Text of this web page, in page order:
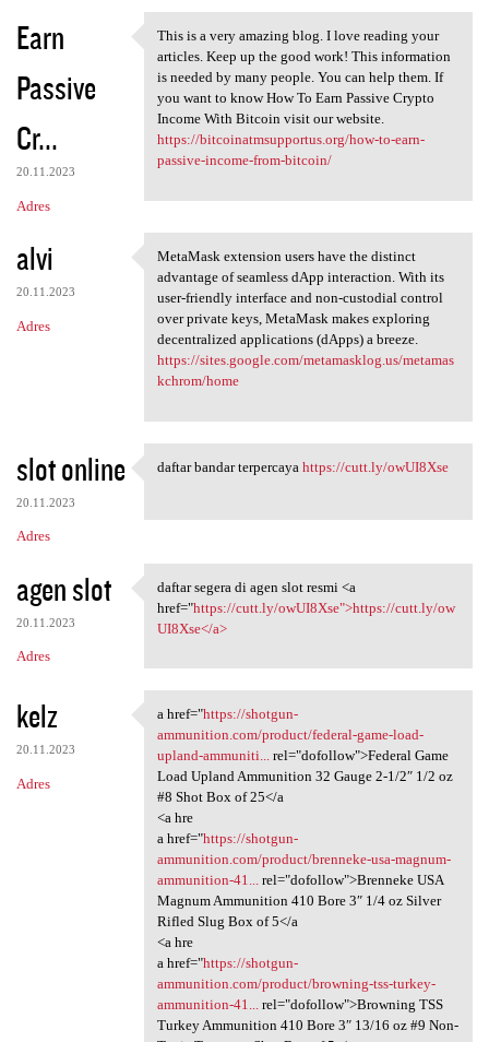
Earn
Passive
Cr...
20.11.2023
Adres
This is a very amazing blog.
This is a very amazing blog. I love reading your
articles. Keep up the good work! This information
is needed by many people. You can help them. If
you want to know How To Earn Passive Crypto
Income With Bitcoin visit our website.
https://bitcoinatmsupportus.org/how-to-earn-
passive-income-from-bitcoin/
alvi
20.11.2023
Adres
MetaMask extension users have
MetaMask extension users have the distinct
advantage of seamless dApp interaction. With its
user-friendly interface and non-custodial control
over private keys, MetaMask makes exploring
decentralized applications (dApps) a breeze.
https://sites.google.com/metamasklog.us/metamas
kchrom/home
slot online
20.11.2023
Adres
daftar bandar terpercaya
daftar bandar terpercaya https://cutt.ly/owUI8Xse
agen slot
20.11.2023
Adres
daftar segera di agen slot
daftar segera di agen slot resmi <a
href="https://cutt.ly/owUI8Xse">https://cutt.ly/ow
UI8Xse</a>
kelz
20.11.2023
Adres
a href="https://shotgun
a href="https://shotgun-
ammunition.com/product/federal-game-load-
upland-ammuniti...rel="dofollow">Federal Game
Load Upland Ammunition 32 Gauge 2-1/2″ 1/2 oz
#8 Shot Box of 25</a
<a hre
a href="https://shotgun-
ammunition.com/product/brenneke-usa-magnum-
ammunition-41...rel="dofollow">Brenneke USA
Magnum Ammunition 410 Bore 3″ 1/4 oz Silver
Rifled Slug Box of 5</a
<a hre
a href="https://shotgun-
ammunition.com/product/browning-tss-turkey-
ammunition-41...rel="dofollow">Browning TSS
Turkey Ammunition 410 Bore 3″ 13/16 oz #9 Non-